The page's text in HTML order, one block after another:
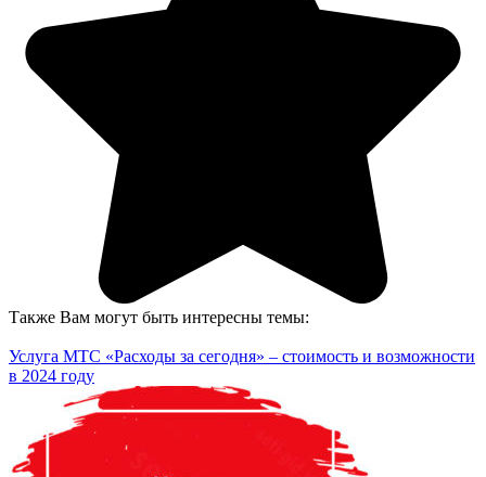
Также Вам могут быть интересны темы:
Услуга МТС «Расходы за сегодня» – стоимость и возможности
в 2024 году